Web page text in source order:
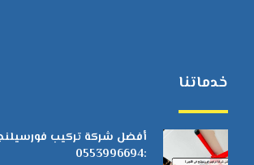
خدماتنا
أفضل شركة تركيب
:0553996694